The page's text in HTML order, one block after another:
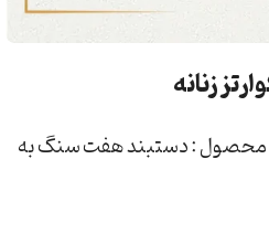
زنانه
: دستبند هفت سنگ به